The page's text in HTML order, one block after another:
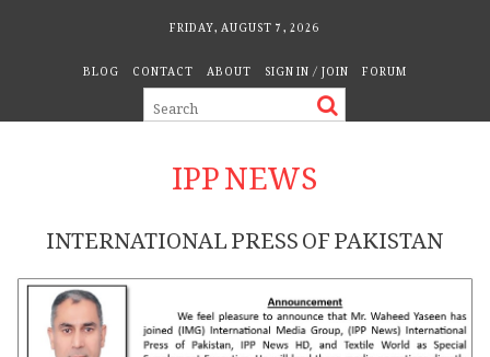
FRIDAY, AUGUST 7, 2026
BLOG CONTACT ABOUT SIGN IN / JOIN FORUM
IPP NEWS
INTERNATIONAL PRESS OF PAKISTAN